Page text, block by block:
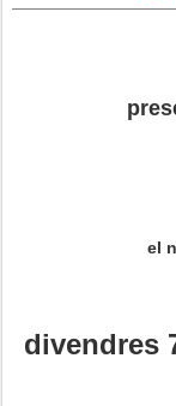
el
divendres